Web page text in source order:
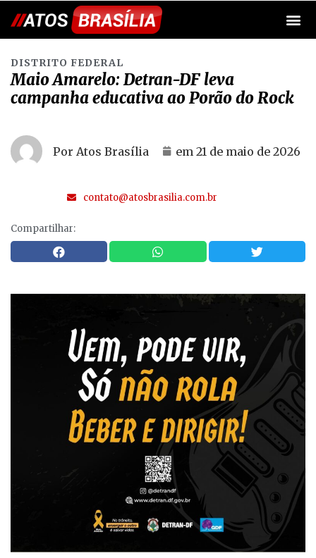
DISTRITO FEDERAL
Maio Amarelo: Detran-DF leva
campanha educativa ao Porão do Rock
Por Atos Brasília em 21 de maio de 2026
contato@atosbrasilia.com.br
Compartilhar: